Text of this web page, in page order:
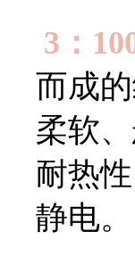
3：
而成
柔软
耐热
静电。